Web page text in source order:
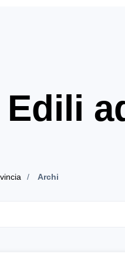
Archi